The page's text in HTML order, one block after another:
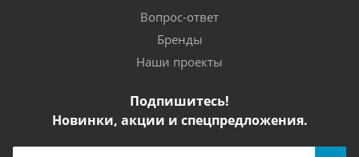
Вопрос-ответ
Бренды
Наши проекты
Подпишитесь!
Новинки, акции и спецпредложения.